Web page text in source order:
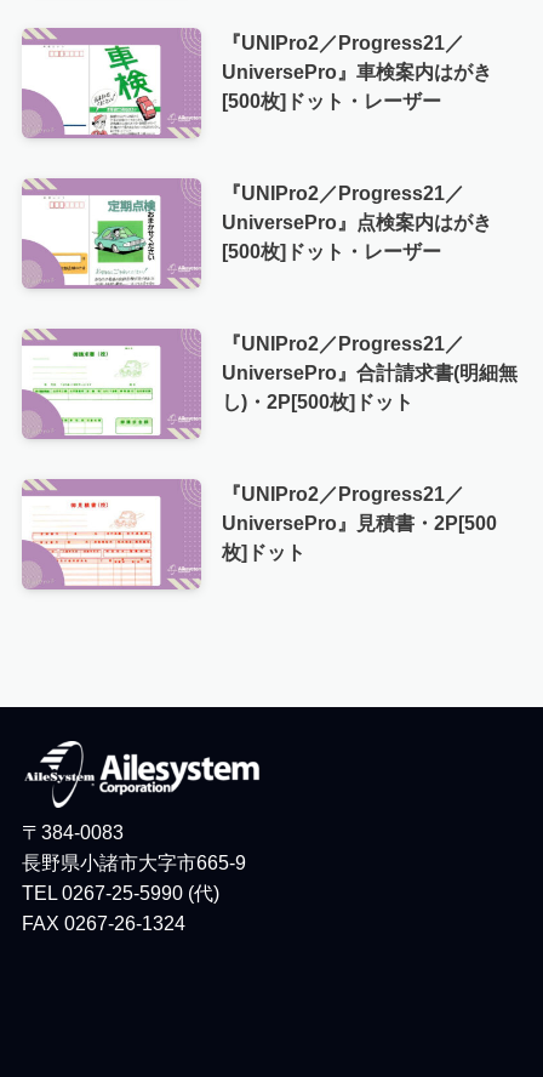
『UNIPro2／Progress21／
UniversePro』車検案内はがき
[500枚]ドット・レーザー
『UNIPro2／Progress21／
UniversePro』点検案内はがき
[500枚]ドット・レーザー
『UNIPro2／Progress21／
UniversePro』合計請求書(明細無
し)・2P[500枚]ドット
『UNIPro2／Progress21／
UniversePro』見積書・2P[500
枚]ドット
〒384-0083
長野県小諸市大字市665-9
TEL 0267-25-5990 (代)
FAX 0267-26-1324